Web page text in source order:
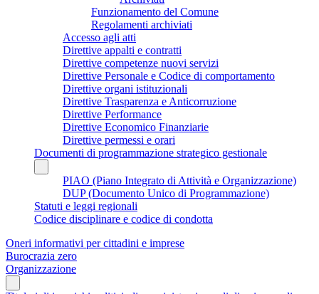
Funzionamento del Comune
Regolamenti archiviati
Accesso agli atti
Direttive appalti e contratti
Direttive competenze nuovi servizi
Direttive Personale e Codice di comportamento
Direttive organi istituzionali
Direttive Trasparenza e Anticorruzione
Direttive Performance
Direttive Economico Finanziarie
Direttive permessi e orari
Documenti di programmazione strategico gestionale
PIAO (Piano Integrato di Attività e Organizzazione)
DUP (Documento Unico di Programmazione)
Statuti e leggi regionali
Codice disciplinare e codice di condotta
Oneri informativi per cittadini e imprese
Burocrazia zero
Organizzazione